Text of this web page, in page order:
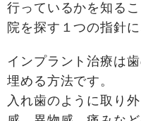
行っているかを知る
院を探す１つの指針
インプラント治療は
埋める方法です。
入れ歯のように取り